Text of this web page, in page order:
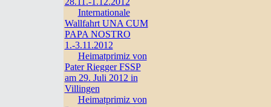
Internationale
Wallfahrt UNA CUM
PAPA NOSTRO
1.-3.11.2012
Heimatprimiz von
Pater Riegger FSSP
am 29. Juli 2012 in
Villingen
Heimatprimiz von